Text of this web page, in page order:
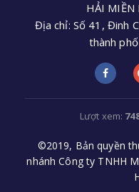
HẢI MIỀN
Địa chỉ: Số 41, Đinh
thành
Điện thoại:
Lượt xem:
©2019, Bản quyền
nhánh Công ty TNHH